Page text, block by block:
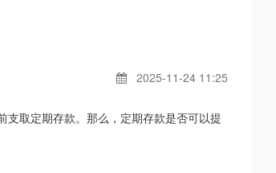
2025-11-24 11:25
取定期存款。那么，定期存款是否可以提